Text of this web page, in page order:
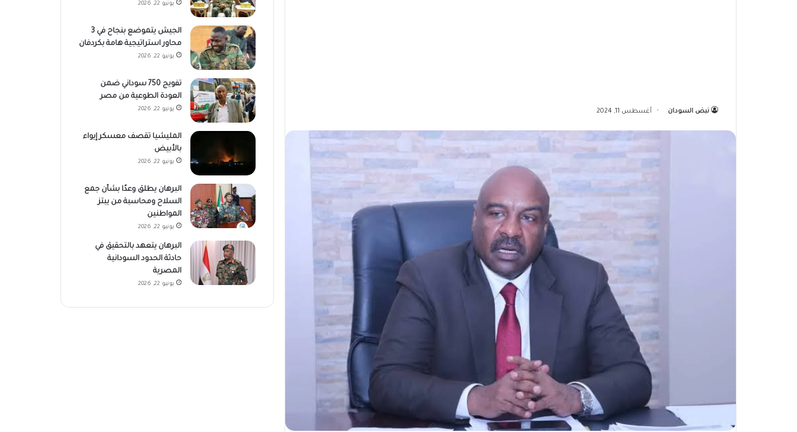
نبض السودان أغسطس 11, 2024
يونيو 22, 2026
الجيش يتموضع بنجاح في 3
محاور استراتيجية هامة بكردفان
يونيو 22, 2026
تفويج 750 سوداني ضمن
العودة الطوعية من مصر
يونيو 22, 2026
المليشيا تقصف معسكر إيواء
بالأبيض
يونيو 22, 2026
البرهان يطلق وعدًا بشأن جمع
السلاح ومحاسبة من يبتز
المواطنين
يونيو 22, 2026
البرهان يتعهد بالتحقيق في
حادثة الحدود السودانية
المصرية
يونيو 22, 2026